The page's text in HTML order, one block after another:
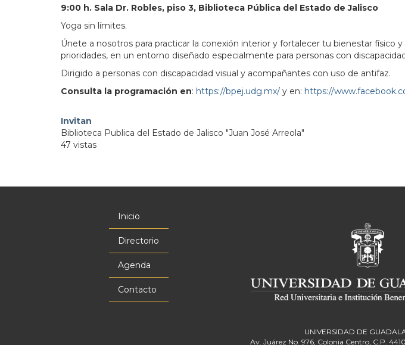
9:00 h. Sala Dr. Robles, piso 3, Biblioteca Pública del Estado de Jalisco
Yoga sin límites.
Únete a nosotros para practicar la conexión interior y fortalecer tu bienestar físico
prioridades, en un entorno diseñado especialmente para personas con
Dirigido a personas con discapacidad visual y acompañantes con uso de antifaz.
Consulta la programación en: https://bpej.udg.mx/ y en: https://
Invitan
Biblioteca Publica del Estado de Jalisco "Juan José Arreola"
47 vistas
principal
Inicio
Directorio
Agenda
Contacto
UNIVERSIDAD DE
Av. Juárez No. 976, Colonia Centro, C.P.